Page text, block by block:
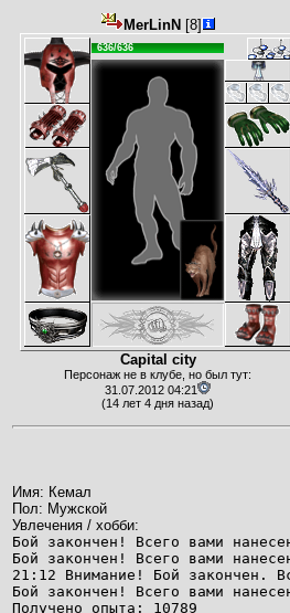
MerLinN [8]
636/636
Capital city
Персонаж не в клубе, но был тут:
31.07.2012 04:21
(14 лет 4 дня назад)
Имя: Кемал
Пол: Мужской
Увлечения / хобби:
Бой закончен! Всего вами
Бой закончен! Всего вами
21:12 Внимание! Бой закончен.
Бой закончен! Всего вами
Получено опыта: 10789